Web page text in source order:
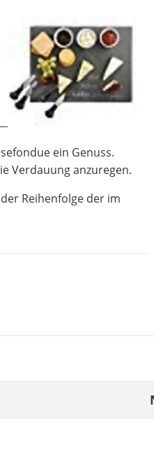
ein Genuss.
Verdauung anzuregen.
Reihenfolge der im